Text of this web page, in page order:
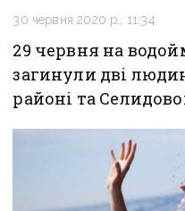
30 червня 2020 р., 11:34
29 червня на
загинули дві
районі та